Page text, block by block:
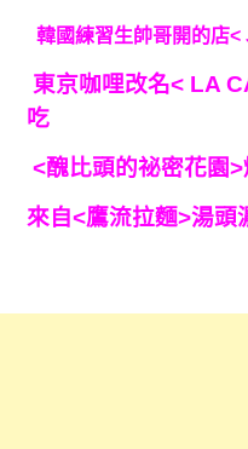
韓國練習生帥哥開的店
東京咖哩改名< LA
吃
<醜比頭的祕密花園
來自<鷹流拉麵>湯頭